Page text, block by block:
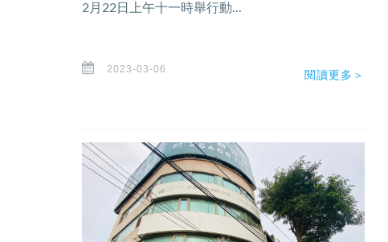
2月22日上午十一時舉行動...
2023-03-06 閱讀更多＞